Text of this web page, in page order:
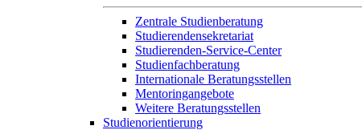
Zentrale Studienberatung
Studierendensekretariat
Studierenden-Service-Center
Studienfachberatung
Internationale Beratungsstellen
Mentoringangebote
Weitere Beratungsstellen
Studienorientierung